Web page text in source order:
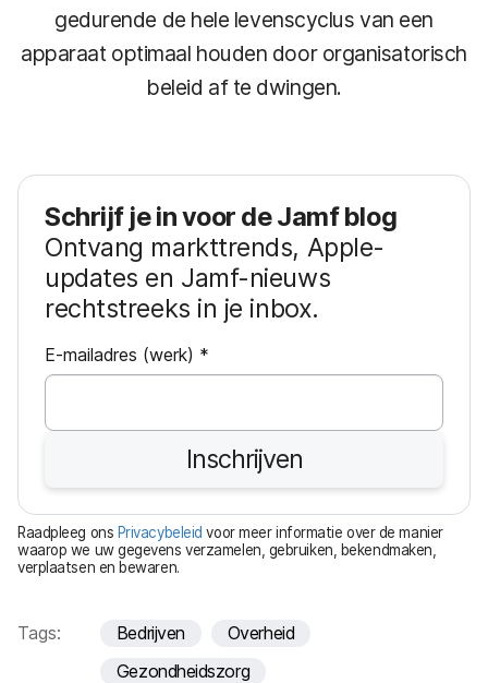
gedurende de hele levenscyclus van een
apparaat optimaal houden door organisatorisch
beleid af te dwingen.
Schrijf je in voor de Jamf blog
Ontvang markttrends, Apple-
updates en Jamf-nieuws
rechtstreeks in je inbox.
E-mailadres (werk) *V
e
e
i
s
t
Inschrijven
Raadpleeg ons Privacybeleid voor meer informatie over de manier
waarop we uw gegevens verzamelen, gebruiken, bekendmaken,
verplaatsen en bewaren.
Tags: Bedrijven
Overheid
Gezondheidszorg